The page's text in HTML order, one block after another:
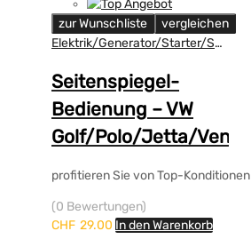
zur Wunschliste
vergleichen
Elektrik/Generator/Starter/Scheinwerfer
Seitenspiegel-
Bedienung – VW
Golf/Polo/Jetta/Vento
profitieren Sie von Top-Konditionen
(0 Bewertungen)
CHF 29.00 In den Warenkorb